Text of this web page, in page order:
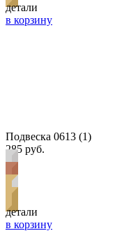
детали
в корзину
Подвеска 0613 (1)
285 руб.
детали
в корзину